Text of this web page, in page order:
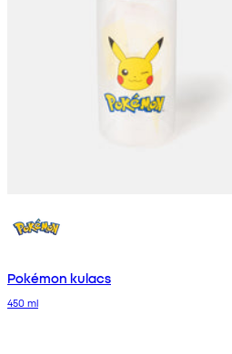
Pokémon kulacs
450 ml